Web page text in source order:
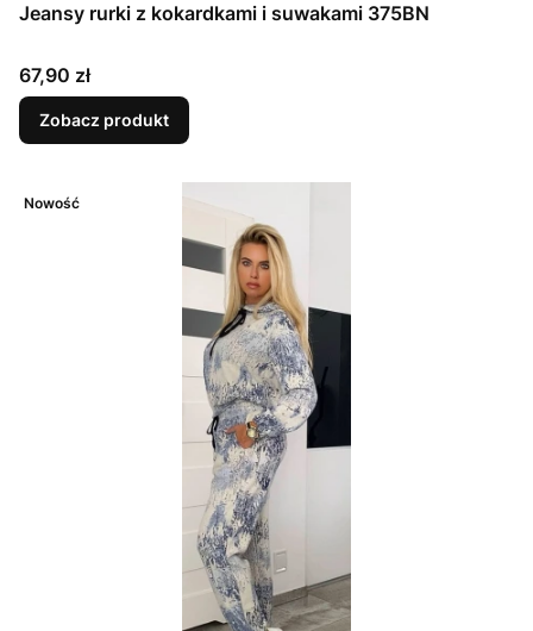
Jeansy rurki z kokardkami i suwakami 375BN
Cena
67,90 zł
Zobacz produkt
Nowość